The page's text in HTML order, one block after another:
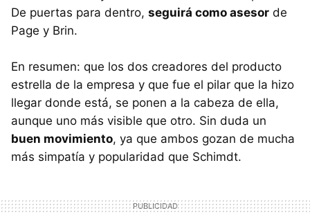
De puertas para dentro, seguirá como asesor de
Page y Brin.
En resumen: que los dos creadores del producto
estrella de la empresa y que fue el pilar que la hizo
llegar donde está, se ponen a la cabeza de ella,
aunque uno más visible que otro. Sin duda un
buen movimiento, ya que ambos gozan de mucha
más simpatía y popularidad que Schimdt.